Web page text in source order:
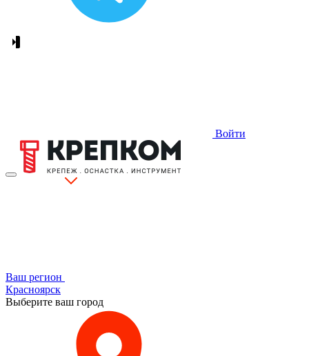
Войти
Ваш регион
Красноярск
Выберите ваш город